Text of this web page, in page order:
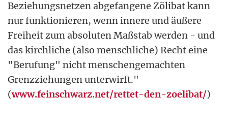
Beziehungsnetzen abgefangene Zölibat kann
nur funktionieren, wenn innere und äußere
Freiheit zum absoluten Maßstab werden - und
das kirchliche (also menschliche) Recht eine
"Berufung" nicht menschengemachten
Grenzziehungen unterwirft."
(www.feinschwarz.net/rettet-den-zoelibat/)